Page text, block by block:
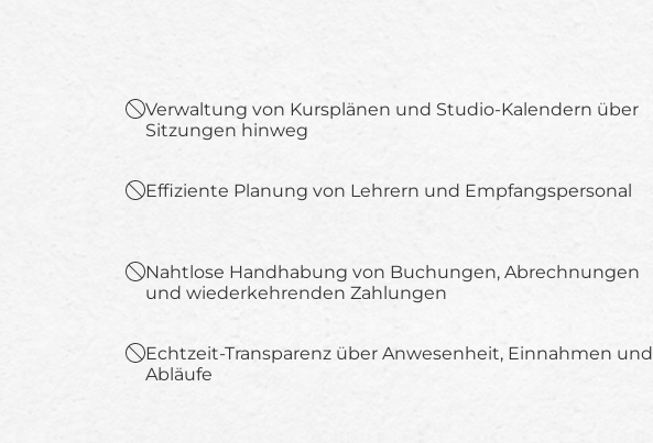
Verwaltung von Kursplänen und Studio-Kalendern über
Sitzungen hinweg
Effiziente Planung von Lehrern und Empfangspersonal
Nahtlose Handhabung von Buchungen, Abrechnungen
und wiederkehrenden Zahlungen
Echtzeit-Transparenz über Anwesenheit, Einnahmen und
Abläufe